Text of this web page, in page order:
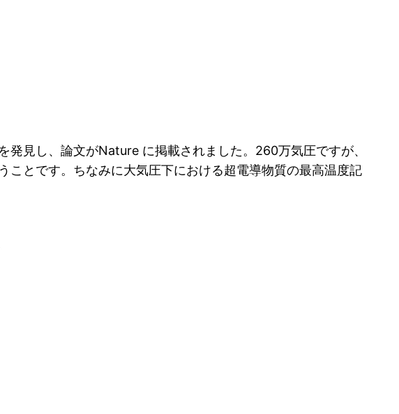
見し、論文がNature に掲載されました。260万気圧ですが、
とです。ちなみに大気圧下における超電導物質の最高温度記